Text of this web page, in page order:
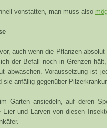
vonstatten, man muss also
auch wenn die Pflanzen
der Befall noch in Grenzen
abwaschen. Voraussetzung ist
anfällig gegenüber
Garten ansiedeln, auf deren
und Larven von diesen